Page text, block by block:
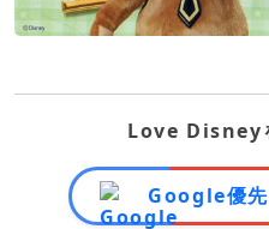
Love Disney
Google優先